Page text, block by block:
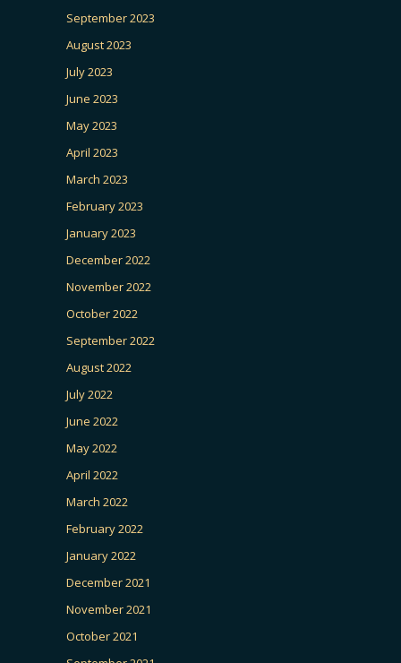
September 2023
August 2023
July 2023
June 2023
May 2023
April 2023
March 2023
February 2023
January 2023
December 2022
November 2022
October 2022
September 2022
August 2022
July 2022
June 2022
May 2022
April 2022
March 2022
February 2022
January 2022
December 2021
November 2021
October 2021